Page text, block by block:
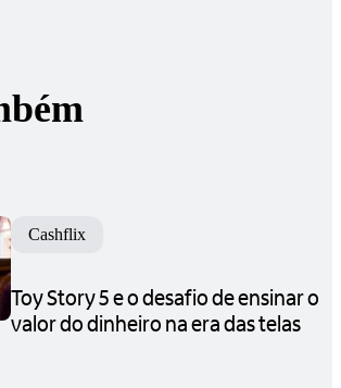
Cashflix
Toy Story 5 e o desafio de ensinar o
valor do dinheiro na era das telas